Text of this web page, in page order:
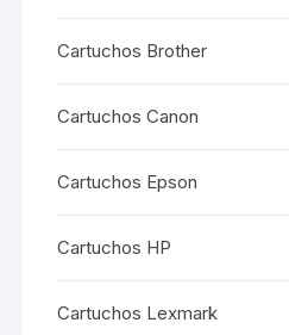
Cartuchos Brother
Cartuchos Canon
Cartuchos Epson
Cartuchos HP
Cartuchos Lexmark